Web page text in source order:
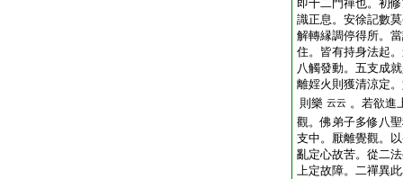
即十二門禪也。初
識正息。安徐記數
解轉縁調停得所。
住。皆有持身法起
八觸發動。五支成
離婬火則獲清涼定
則樂 云云 。若欲進
觀。佛弟子多修八
支中。厭離覺觀。
亂定心故苦。從二
上定故障。二禪異